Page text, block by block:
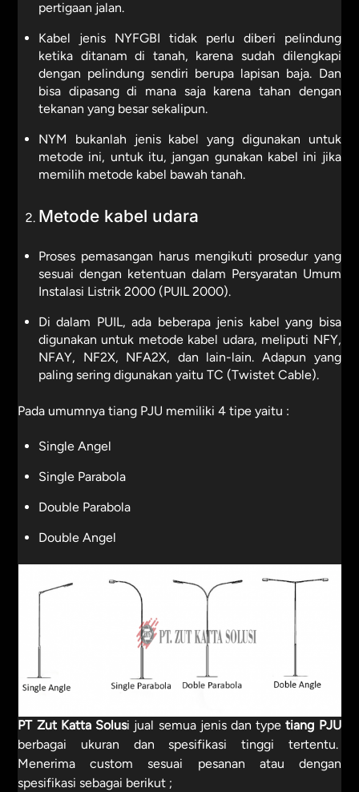
pertigaan jalan.
Kabel jenis NYFGBI tidak perlu diberi pelindung
ketika ditanam di tanah, karena sudah dilengkapi
dengan pelindung sendiri berupa lapisan baja. Dan
bisa dipasang di mana saja karena tahan dengan
tekanan yang besar sekalipun.
NYM bukanlah jenis kabel yang digunakan untuk
metode ini, untuk itu, jangan gunakan kabel ini jika
memilih metode kabel bawah tanah.
Metode kabel udara
Proses pemasangan harus mengikuti prosedur yang
sesuai dengan ketentuan dalam Persyaratan Umum
Instalasi Listrik 2000 (PUIL 2000).
Di dalam PUIL, ada beberapa jenis kabel yang bisa
digunakan untuk metode kabel udara, meliputi NFY,
NFAY, NF2X, NFA2X, dan lain-lain. Adapun yang
paling sering digunakan yaitu TC (Twistet Cable).
Pada umumnya tiang PJU memiliki 4 tipe yaitu :
Single Angel
Single Parabola
Double Parabola
Double Angel
PT Zut Katta Solusi jual semua jenis dan typetiang PJU
berbagai ukuran dan spesifikasi tinggi tertentu.
Menerima custom sesuai pesanan atau dengan
spesifikasi sebagai berikut ;